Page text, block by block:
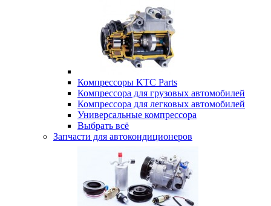
Компрессоры KTC Parts
Компрессора для грузовых автомобилей
Компрессора для легковых автомобилей
Универсальные компрессора
Выбрать всё
Запчасти для автокондиционеров